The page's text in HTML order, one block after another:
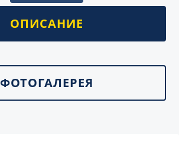
ОПИСАНИЕ
ФОТОГАЛЕРЕЯ